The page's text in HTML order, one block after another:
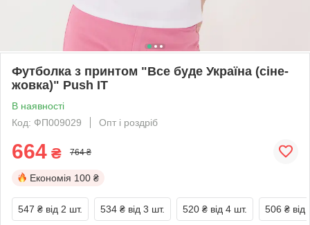
Футболка з принтом "Все буде Україна (сіне-
жовка)" Push IT
В наявності
Код: ФП009029
Опт і роздріб
664 ₴ 764 ₴
Економія 100 ₴
547 ₴ від 2 шт. 534 ₴ від 3 шт. 520 ₴ від 4 шт. 506 ₴ від